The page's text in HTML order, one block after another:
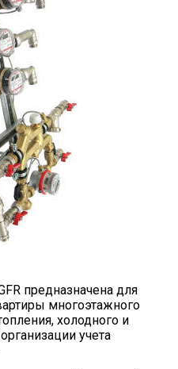
предназначена для
многоэтажного
холодного и
учета